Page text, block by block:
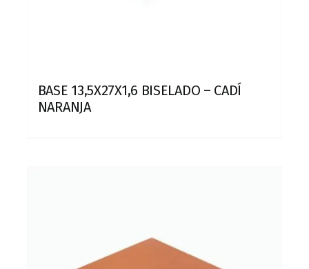
BASE 13,5X27X1,6 BISELADO – CADÍ
NARANJA